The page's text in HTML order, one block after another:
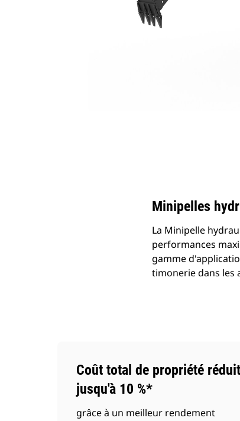
Minipelles
La Minipelle
performances
gamme
timonerie dans les
Coût total de propriété réduit
jusqu'à 10 %*
grâce à un meilleur rendement